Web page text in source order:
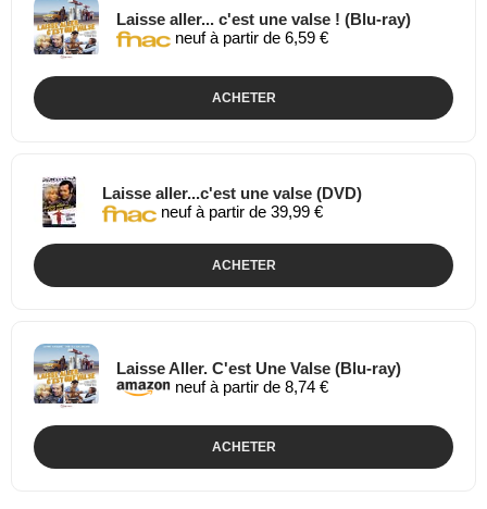
Laisse aller... c'est une valse ! (Blu-ray)
neuf à partir de 6,59 €
ACHETER
Laisse aller...c'est une valse (DVD)
neuf à partir de 39,99 €
ACHETER
Laisse Aller. C'est Une Valse (Blu-ray)
neuf à partir de 8,74 €
ACHETER